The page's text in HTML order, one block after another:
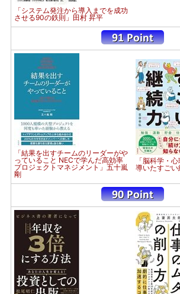
「システム発注から導入までを成功
させる90の鉄則」田村 昇平
「結果を出すチームのリーダーがや
っていること NECで学んだ高効率
プロジェクトマネジメント」五十嵐
剛
「脳科学・
導いたすご